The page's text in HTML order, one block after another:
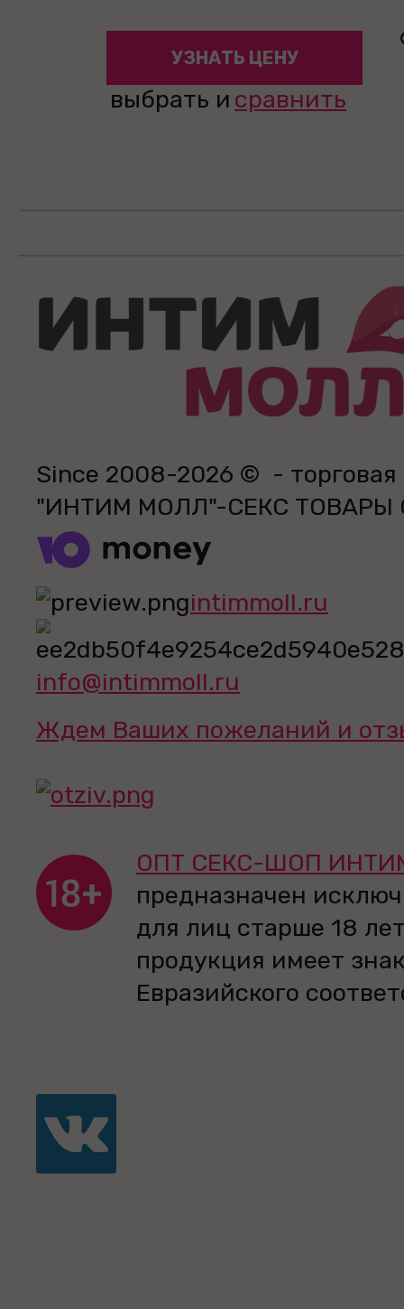
УЗНАТЬ ЦЕНУ
выбрать и сравнить
Since 2008-2026 © - торговая
"ИНТИМ МОЛЛ"-СЕКС
intimmoll.ru
info@intimmoll.ru
Ждем Ваших пожеланий и
ОПТ СЕКС-ШОП
предназначен
для лиц старше 18
продукция имеет
Евразийского